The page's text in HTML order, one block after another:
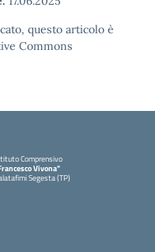
questo articolo è
Commons
Comprensivo
Vivona"
Segesta (TP)
— Visita la pagina iniziale della scuola